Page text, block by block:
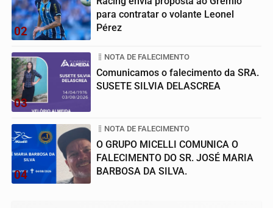
02
para contratar o volante Leonel
Pérez
03
NOTA DE FALECIMENTO
Comunicamos o falecimento da SRA.
SUSETE SILVIA DELASCREA
04
NOTA DE FALECIMENTO
O GRUPO MICELLI COMUNICA O
FALECIMENTO DO SR. JOSÉ MARIA
BARBOSA DA SILVA.